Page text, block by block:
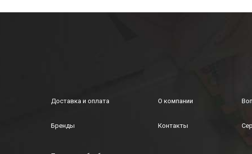
Доставка и оплата
Бренды
О компании
Контакты